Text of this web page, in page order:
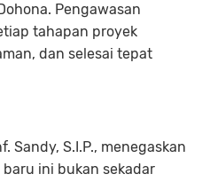
Pengawasan
tahapan proyek
dan selesai tepat
Sandy, S.I.P., menegaskan
ini bukan sekadar